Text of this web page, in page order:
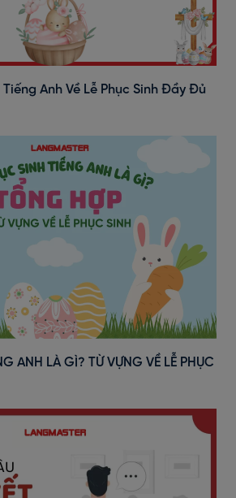
Anh Về Lễ Phục Sinh Đầy Đủ
ANH LÀ GÌ? TỪ VỰNG VỀ LỄ PHỤC